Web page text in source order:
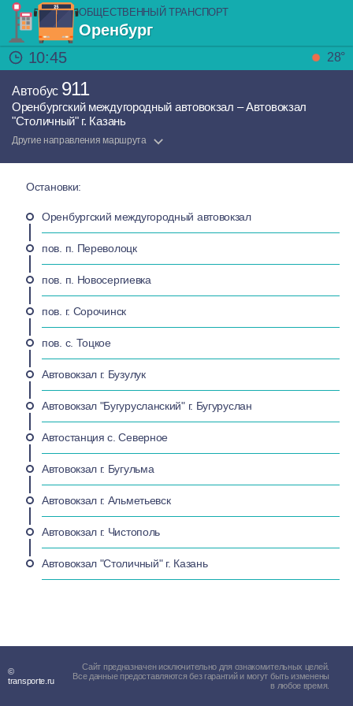
ОБЩЕСТВЕННЫЙ ТРАНСПОРТ
Оренбург
10:45
28°
Автобус 911
Оренбургский междугородный автовокзал – Автовокзал
"Столичный" г. Казань
Другие направления маршрута
Остановки:
Оренбургский междугородный автовокзал
пов. п. Переволоцк
пов. п. Новосергиевка
пов. г. Сорочинск
пов. с. Тоцкое
Автовокзал г. Бузулук
Автовокзал "Бугурусланский" г. Бугуруслан
Автостанция с. Северное
Автовокзал г. Бугульма
Автовокзал г. Альметьевск
Автовокзал г. Чистополь
Автовокзал "Столичный" г. Казань
©
transporte.ru
Сайт предназначен исключительно для ознакомительных целей.
Все данные предоставляются без гарантий и могут быть изменены
в любое время.